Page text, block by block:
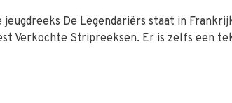
jeugdreeks De Legendariërs staat in
Verkochte Stripreeksen. Er is zelfs een